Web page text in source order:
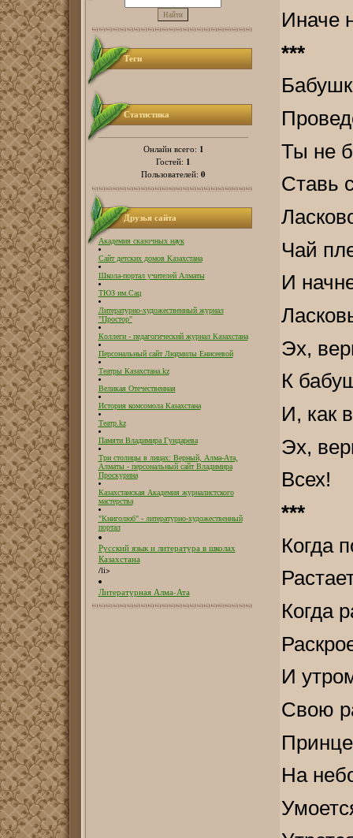
Теги
Статистика
Онлайн всего: 1
Гостей: 1
Пользователей: 0
Друзья сайта
Академия сказочных наук
Сайт детских домов Казахстана
Школа-портал учителей Алматы
ТЮЗ им.Сац
Литературно-художественный журнал
"Простор"
Коллеги - педагогический журнал Казахстана
Персональный сайт Людмилы Енисеевой
Театры Казахстана.kz
Великая Отечественная
История комсомола Казахстана
Театр.kz
Памяти Владимира Гундарева
Три столицы в лицах: Верный, Алма-Ата,
Алматы - персональный сайт Владимира
Проскурина
Казахстанская Академия журналистского
мастерства
"Книголюб" - литературно-художественный
портал
Русский язык и литература в школах
Казахстана
/li>
Литературная Алма-Ата
Иначе
***
Ты не
Ставь
Чай
И
Эх,
К
И, как
Эх,
Всех!
***
Когда
Когда
И
Свою
На